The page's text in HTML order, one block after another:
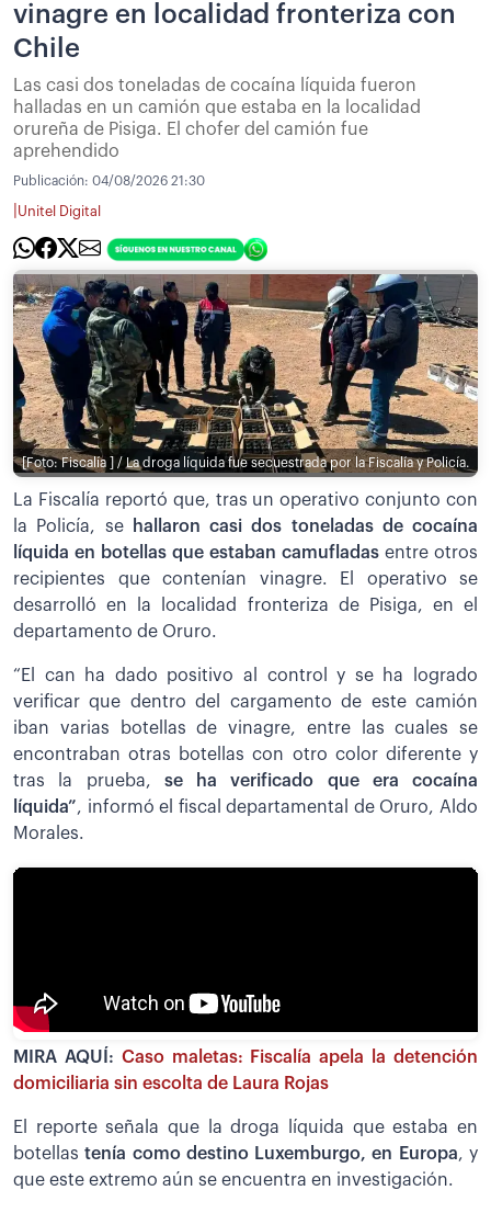
vinagre en localidad fronteriza con
Chile
Las casi dos toneladas de cocaína líquida fueron
halladas en un camión que estaba en la localidad
orureña de Pisiga. El chofer del camión fue
aprehendido
Publicación: 04/08/2026 21:30
Unitel Digital
[Foto: Fiscalía ] / La droga líquida fue secuestrada por la Fiscalía y Policía.
La Fiscalía reportó que, tras un operativo conjunto con
la Policía, se
hallaron casi dos toneladas de cocaína
líquida en botellas que estaban camufladas entre otros
recipientes que contenían vinagre. El operativo se
desarrolló en la localidad fronteriza de Pisiga, en el
departamento de Oruro.
“El can ha dado positivo al control y se ha logrado
verificar que dentro del cargamento de este camión
iban varias botellas de vinagre, entre las cuales se
encontraban otras botellas con otro color diferente y
tras la prueba, se ha verificado que era cocaína
líquida”, informó el fiscal departamental de Oruro, Aldo
Morales.
MIRA AQUÍ: Caso maletas: Fiscalía apela la detención
domiciliaria sin escolta de Laura Rojas
El reporte señala que la droga líquida que estaba en
botellas tenía como destino Luxemburgo, en Europa, y
que este extremo aún se encuentra en investigación.